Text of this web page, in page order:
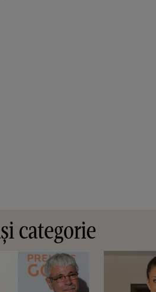
categorie